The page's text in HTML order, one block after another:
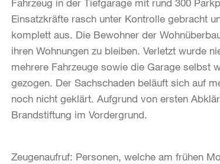
Fahrzeug in der Tiefgarage mit rund 300
Einsatzkräfte rasch unter Kontrolle gebracht
komplett aus. Die Bewohner der
ihren Wohnungen zu bleiben. Verletzt wurde
mehrere Fahrzeuge sowie die Garage selbst
gezogen. Der Sachschaden beläuft sich auf
noch nicht geklärt. Aufgrund von ersten
Brandstiftung im Vordergrund.
Zeugenaufruf: Personen, welche am frühen